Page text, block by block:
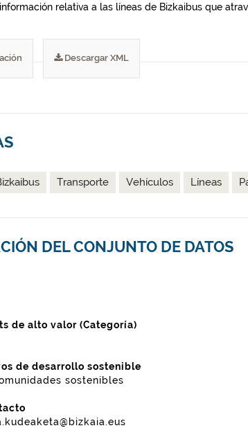
relativa a las líneas de Bizkaibus que
Descargar XML
Transporte Vehículos Líneas
DEL CONJUNTO DE DATOS
de alto valor (Categoría)
de desarrollo sostenible
sostenibles